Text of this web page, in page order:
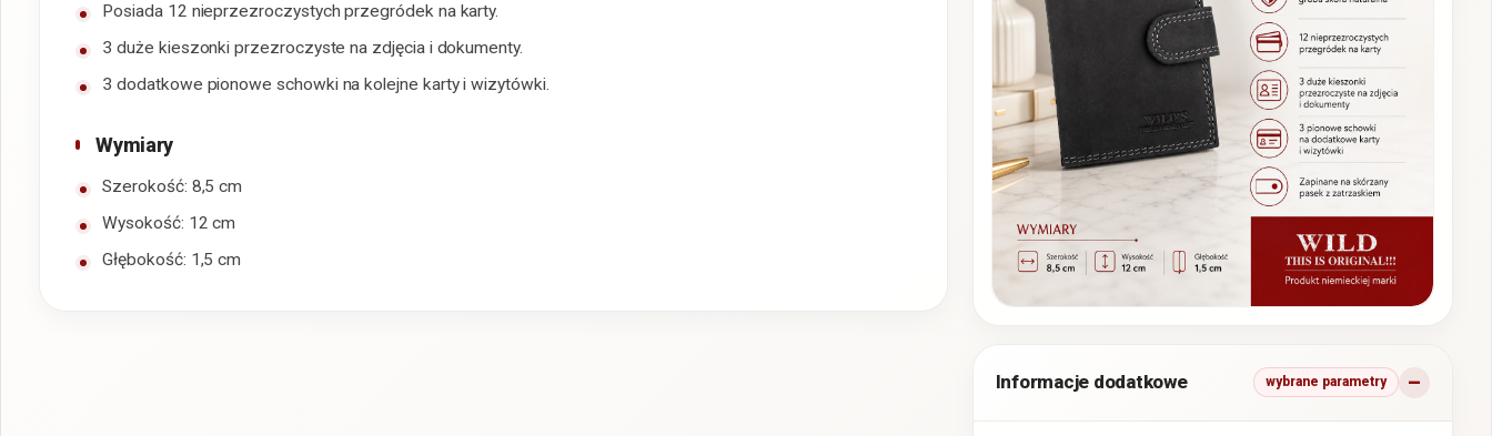
Posiada 12 nieprzezroczystych przegródek na karty.
3 duże kieszonki przezroczyste na zdjęcia i dokumenty.
3 dodatkowe pionowe schowki na kolejne karty i wizytówki.
Wymiary
Szerokość: 8,5 cm
Wysokość: 12 cm
Głębokość: 1,5 cm
Informacje dodatkowe wybrane parametry